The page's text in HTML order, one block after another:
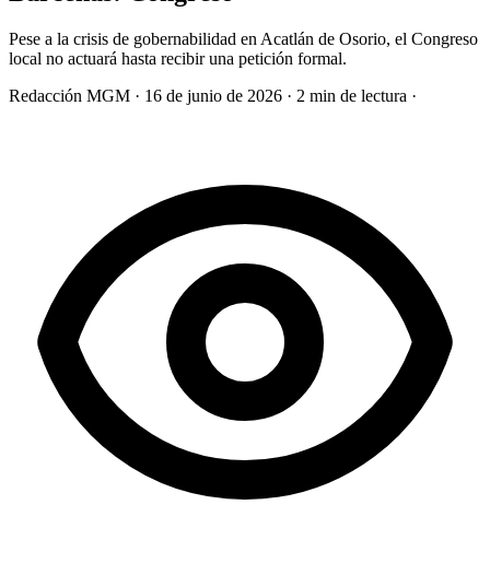
Pese a la crisis de gobernabilidad en Acatlán de Osorio, el Congreso
local no actuará hasta recibir una petición formal.
Redacción MGM · 16 de junio de 2026 · 2 min de lectura ·